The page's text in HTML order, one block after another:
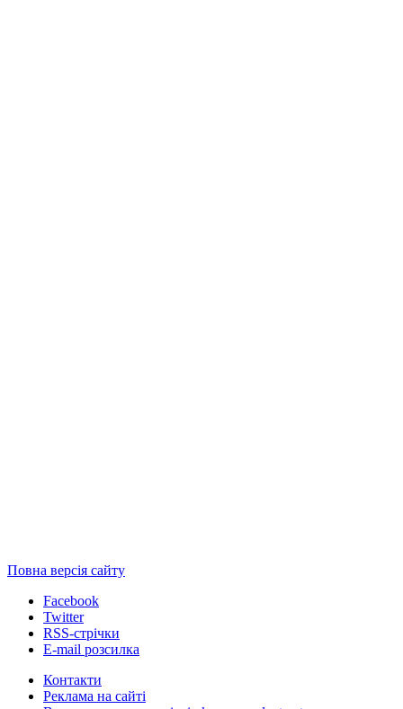
Повна версія сайту
Facebook
Twitter
RSS-стрічки
E-mail розсилка
Контакти
Реклама на сайті